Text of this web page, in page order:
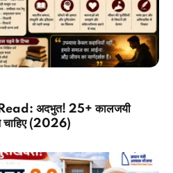
अदभुत! 25+ कालजयी
चाहिए (2026)